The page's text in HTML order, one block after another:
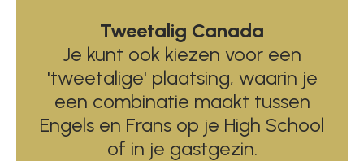
Tweetalig Canada
Je kunt ook kiezen voor een
'tweetalige' plaatsing, waarin je
een combinatie maakt tussen
Engels en Frans op je High School
of in je gastgezin.